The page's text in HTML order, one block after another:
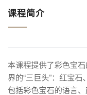
课程简介
本课程提供了彩色宝
界的“三巨头”：红宝
包括彩色宝石的语言